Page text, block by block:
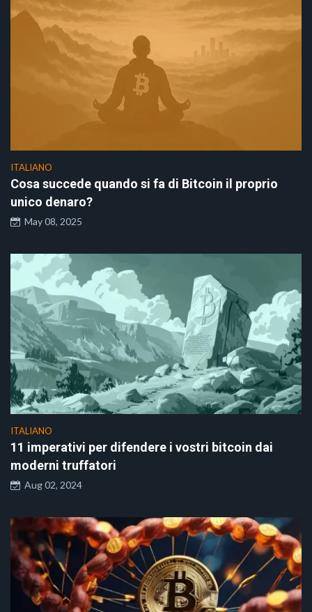
ITALIANO
Cosa succede quando si fa di Bitcoin il proprio
unico denaro?
May 08, 2025
ITALIANO
11 imperativi per difendere i vostri bitcoin dai
moderni truffatori
Aug 02, 2024